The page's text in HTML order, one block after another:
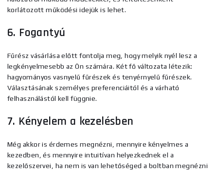
korlátozott működési idejük is lehet.
6. Fogantyú
Fűrész vásárlása előtt fontolja meg, hogy melyik nyél lesz a
legkényelmesebb az Ön számára. Két fő változata létezik:
hagyományos vasnyelű fűrészek és tenyérnyelű fűrészek.
Választásának személyes preferenciáitól és a várható
felhasználástól kell függnie.
7. Kényelem a kezelésben
Még akkor is érdemes megnézni, mennyire kényelmes a
kezedben, és mennyire intuitívan helyezkednek el a
kezelőszervei, ha nem is van lehetőséged a boltban megnézni